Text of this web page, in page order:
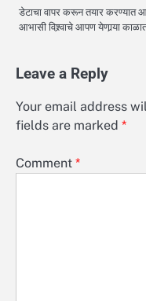
डेटाचा वापर करून तयार करण्यात
आभासी विश्र्वाचे आपण येणार्‍या
Leave a Reply
Your email address
fields are marked *
Comment *